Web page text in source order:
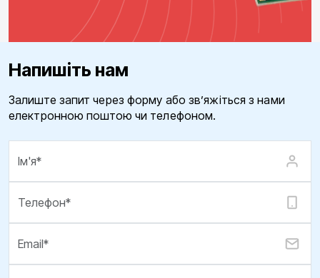
Напишіть нам
Залиште запит через форму або зв’яжіться з нами
електронною поштою чи телефоном.